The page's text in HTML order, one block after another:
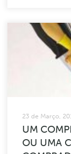
23 de Março,
UM
OU UMA